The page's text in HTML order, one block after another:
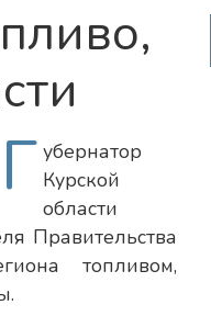
Г убернатор
Курской
области
Правительства
топливом,